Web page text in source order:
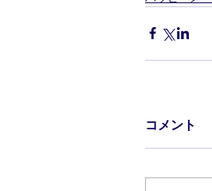
コメント